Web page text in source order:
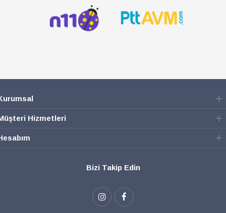
Hizmetleri
Bizi Takip Edin